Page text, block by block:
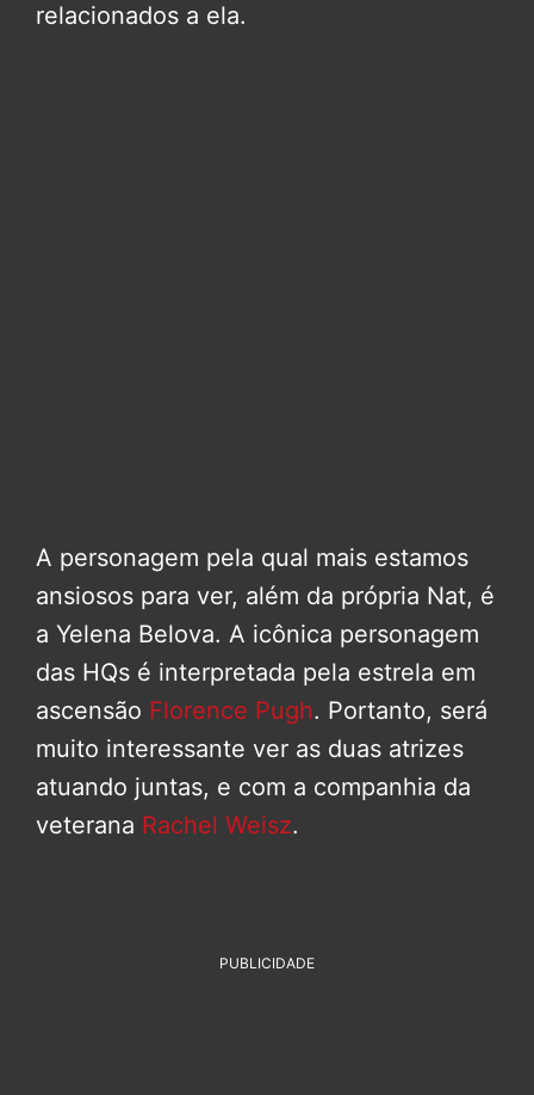
relacionados a ela.
A personagem pela qual mais estamos
ansiosos para ver, além da própria Nat, é
a Yelena Belova. A icônica personagem
das HQs é interpretada pela estrela em
ascensão Florence Pugh. Portanto, será
muito interessante ver as duas atrizes
atuando juntas, e com a companhia da
veterana Rachel Weisz.
PUBLICIDADE